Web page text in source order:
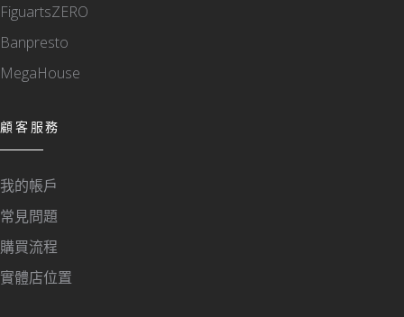
FiguartsZERO
Banpresto
MegaHouse
顧客服務
我的帳戶
常見問題
購買流程
實體店位置